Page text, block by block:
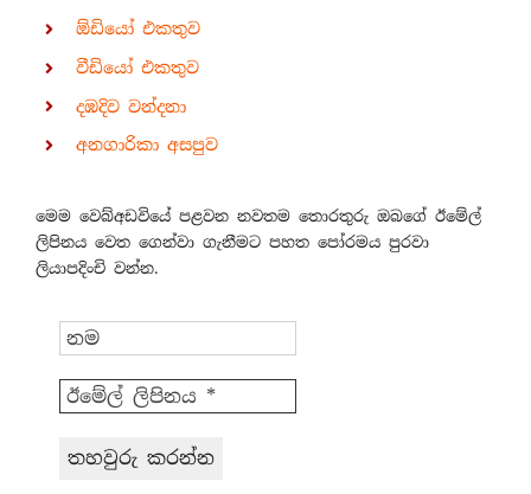
ඕඩියෝ එකතුව
වීඩියෝ එකතුව
දඹදිව වන්දනා
අනගාරිකා අසපුව
මෙම වෙබ්අඩවියේ පළවන නවතම තොරතුරු ඔබගේ ඊමේල්
ලිපිනය වෙත ගෙන්වා ගැනීමට පහත පෝරමය පුරවා
ලියාපදිංචි වන්න.